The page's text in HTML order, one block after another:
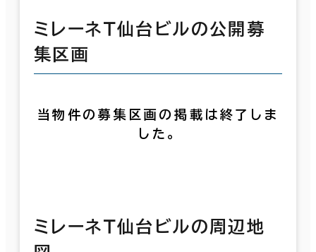
ミレーネＴ仙台ビルの公開募
集区画
当物件の募集区画の掲載は終了しま
した。
ミレーネＴ仙台ビルの周辺地